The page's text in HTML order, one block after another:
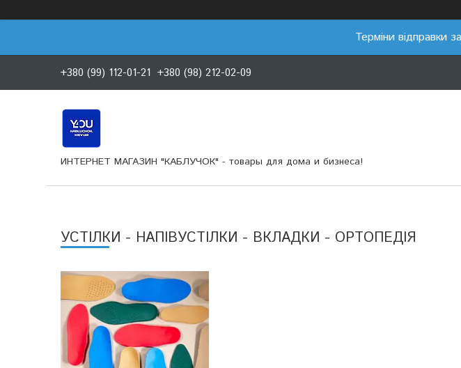
Терміни відправки
+380 (99) 112-01-21 +380 (98) 212-02-09
ИНТЕРНЕТ МАГАЗИН "КАБЛУЧОК" - товары для дома и бизнеса!
УСТІЛКИ - НАПІВУСТІЛКИ - ВКЛАДКИ - ОРТОПЕДІЯ